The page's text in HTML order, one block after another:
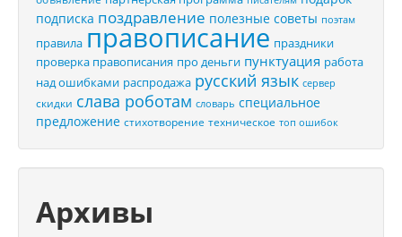
подписка поздравление полезные советы поэтам
правила правописание праздники
проверка правописания про деньги пунктуация работа
над ошибками распродажа русский язык сервер
скидки слава роботам словарь специальное
предложение стихотворение техническое топ ошибок
Архивы